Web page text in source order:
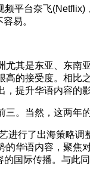
平台奈飞
易。
其是东亚、东南
的接受度。相比
，提升华语内容的
。当然，这两年
进行了出海策略调
华语内容，聚焦
国际传播。与此